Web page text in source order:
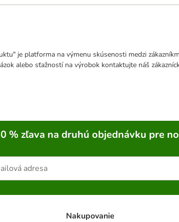
je platforma na výmenu skúsenosti medzi
alebo sťažností na výrobok kontaktujte náš
% zľava na druhú objednávku pre
Nakupovanie